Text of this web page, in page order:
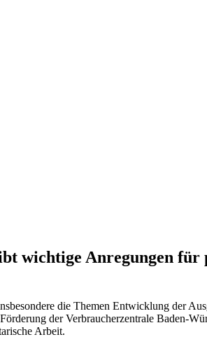
wichtige Anregungen für
die Themen Entwicklung der
der Verbraucherzentrale Baden-
Arbeit.